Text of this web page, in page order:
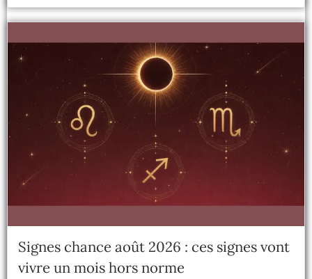
Signes chance août 2026 : ces signes vont
vivre un mois hors norme